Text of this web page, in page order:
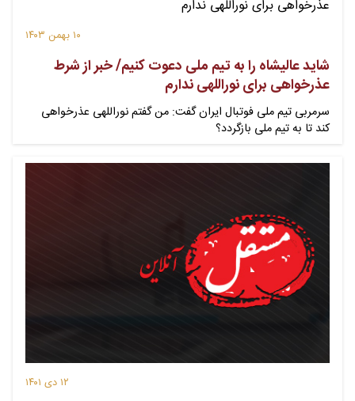
۱۰ بهمن ۱۴۰۳
شاید عالیشاه را به تیم ملی دعوت کنیم/ خبر از شرط
عذرخواهی برای نوراللهی ندارم
سرمربی تیم ملی فوتبال ایران گفت: من گفتم نوراللهی عذرخواهی
کند تا به تیم ملی بازگردد؟
۱۲ دی ۱۴۰۱